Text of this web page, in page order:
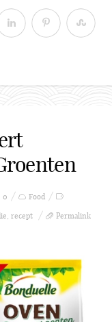
0
Food
, recept
Permalink